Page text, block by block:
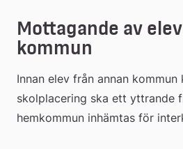
Mottagande av
kommun
Innan elev från annan kommun
skolplacering ska ett yttrande
hemkommun inhämtas för